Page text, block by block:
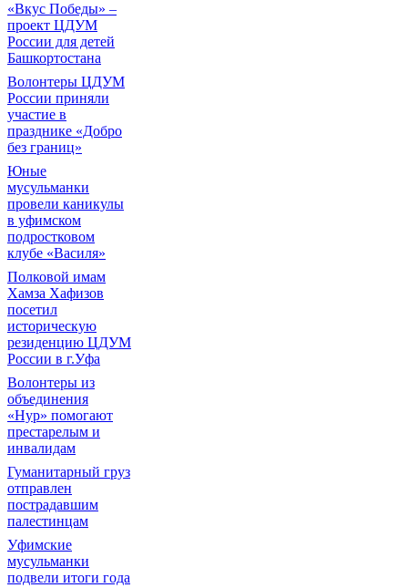
«Вкус Победы» –
проект ЦДУМ
России для детей
Башкортостана
Волонтеры ЦДУМ
России приняли
участие в
празднике «Добро
без границ»
Юные
мусульманки
провели каникулы
в уфимском
подростковом
клубе «Василя»
Полковой имам
Хамза Хафизов
посетил
историческую
резиденцию ЦДУМ
России в г.Уфа
Волонтеры из
объединения
«Нур» помогают
престарелым и
инвалидам
Гуманитарный груз
отправлен
пострадавшим
палестинцам
Уфимские
мусульманки
подвели итоги года